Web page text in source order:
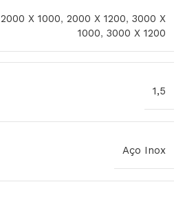
2000 X 1000,2000 X 1200,3000 X
1000,3000 X 1200
1,5
Aço Inox